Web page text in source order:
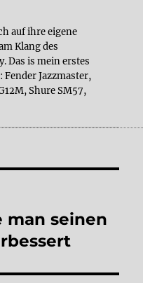
auf ihre eigene
Klang des
Das is mein erstes
Fender Jazzmaster,
Shure SM57,
man seinen